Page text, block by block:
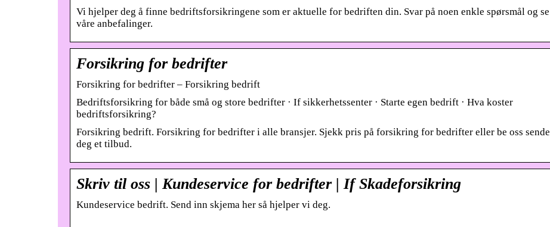
Vi hjelper deg å finne bedriftsforsikringene som er aktuelle for bedriften din. Svar på noen enkle spørsmål og se
våre anbefalinger.
Forsikring for bedrifter
Forsikring for bedrifter – Forsikring bedrift
Bedriftsforsikring for både små og store bedrifter · If sikkerhetssenter · Starte egen bedrift · Hva koster
bedriftsforsikring?
Forsikring bedrift. Forsikring for bedrifter i alle bransjer. Sjekk pris på forsikring for bedrifter eller be oss sende
deg et tilbud.
Skriv til oss | Kundeservice for bedrifter | If Skadeforsikring
Kundeservice bedrift. Send inn skjema her så hjelper vi deg.